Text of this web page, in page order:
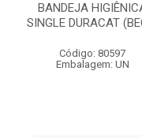
BANDEJA
SINGLE DURACAT
Código: 80597
Embalagem: UN